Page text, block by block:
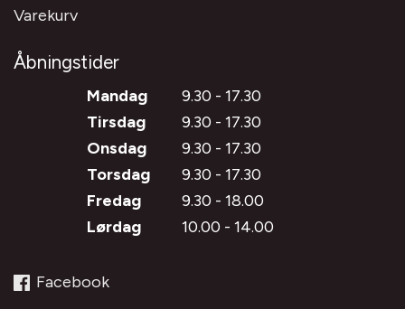
Varekurv
Åbningstider
Mandag
9.30 - 17.30
Tirsdag
9.30 - 17.30
Onsdag
9.30 - 17.30
Torsdag
9.30 - 17.30
Fredag
9.30 - 18.00
Lørdag
10.00 - 14.00
Facebook